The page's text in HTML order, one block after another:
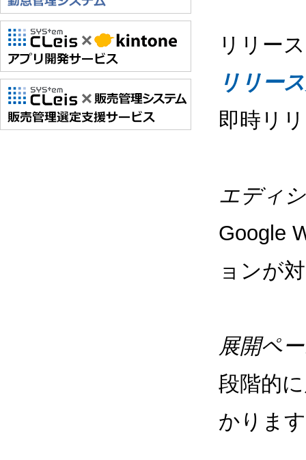
リリー
リリー
即時リ
エディ
Google
ョンが
展開ペ
段階的
かりま